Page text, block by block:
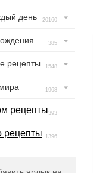
день 20160
385
рецепты 1548
1968
рецепты393
рецепты 1396